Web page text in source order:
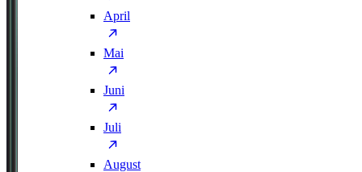
April
Mai
Juni
Juli
August